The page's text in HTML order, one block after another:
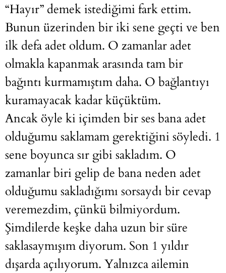
“Hayır” demek istediğimi fark ettim.
Bunun üzerinden bir iki sene geçti ve ben
ilk defa adet oldum. O zamanlar adet
olmakla kapanmak arasında tam bir
bağıntı kurmamıştım daha. O bağlantıyı
kuramayacak kadar küçüktüm.
Ancak öyle ki içimden bir ses bana adet
olduğumu saklamam gerektiğini söyledi. 1
sene boyunca sır gibi sakladım. O
zamanlar biri gelip de bana neden adet
olduğumu sakladığımı sorsaydı bir cevap
veremezdim, çünkü bilmiyordum.
Şimdilerde keşke daha uzun bir süre
saklasaymışım diyorum. Son 1 yıldır
dışarda açılıyorum. Yalnızca ailemin